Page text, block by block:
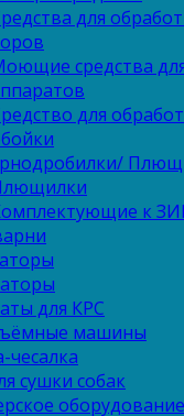
для
средства
для
к
для КРС
машины
сушки собак
оборудование